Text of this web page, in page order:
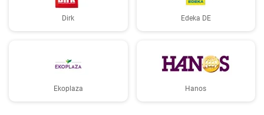
Dirk Edeka DE
Ekoplaza Hanos